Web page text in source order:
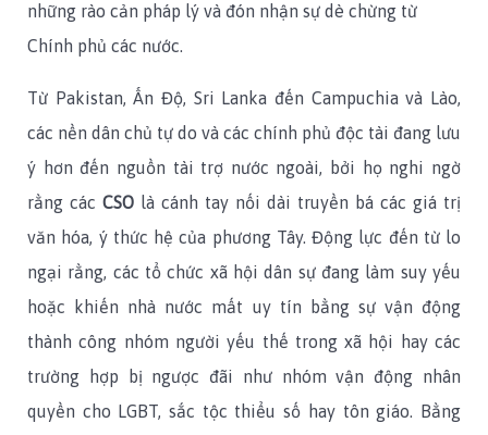
những rào cản pháp lý và đón nhận sự dè chừng từ
Chính phủ các nước.
Từ Pakistan, Ấn Độ, Sri Lanka đến Campuchia và Lào,
các nền dân chủ tự do và các chính phủ độc tài đang lưu
ý hơn đến nguồn tài trợ nước ngoài, bởi họ nghi ngờ
rằng các CSO là cánh tay nối dài truyền bá các giá trị
văn hóa, ý thức hệ của phương Tây. Động lực đến từ lo
ngại rằng, các tổ chức xã hội dân sự đang làm suy yếu
hoặc khiến nhà nước mất uy tín bằng sự vận động
thành công nhóm người yếu thế trong xã hội hay các
trường hợp bị ngược đãi như nhóm vận động nhân
quyền cho LGBT, sắc tộc thiểu số hay tôn giáo. Bằng